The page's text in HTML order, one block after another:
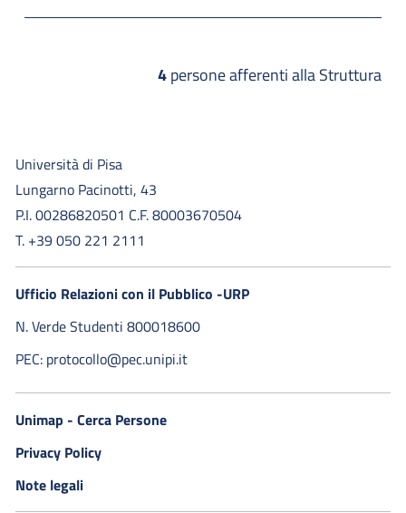
4persone afferenti alla Struttura
Università di Pisa
Lungarno Pacinotti, 43
P.I. 00286820501 C.F. 80003670504
T. +39 050 221 2111
Ufficio Relazioni con il Pubblico -URP
N. Verde Studenti 800018600​
PEC: protocollo@pec.unipi.it
Unimap - Cerca Persone
Privacy Policy
Note legali